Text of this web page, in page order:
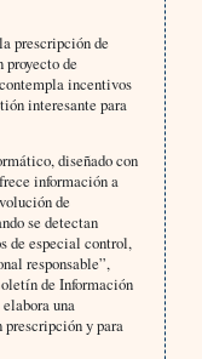
prescripción de
de
incentivos
interesante para
diseñado con
información a
de
se detectan
de especial control,
responsable”,
de Infor­mación
una
prescripción y para